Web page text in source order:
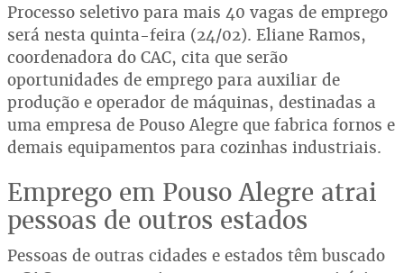
Processo seletivo para mais 40 vagas de emprego
será nesta quinta-feira (24/02). Eliane Ramos,
coordenadora do CAC, cita que serão
oportunidades de emprego para auxiliar de
produção e operador de máquinas, destinadas a
uma empresa de Pouso Alegre que fabrica fornos e
demais equipamentos para cozinhas industriais.
Emprego em Pouso Alegre atrai
pessoas de outros estados
Pessoas de outras cidades e estados têm buscado